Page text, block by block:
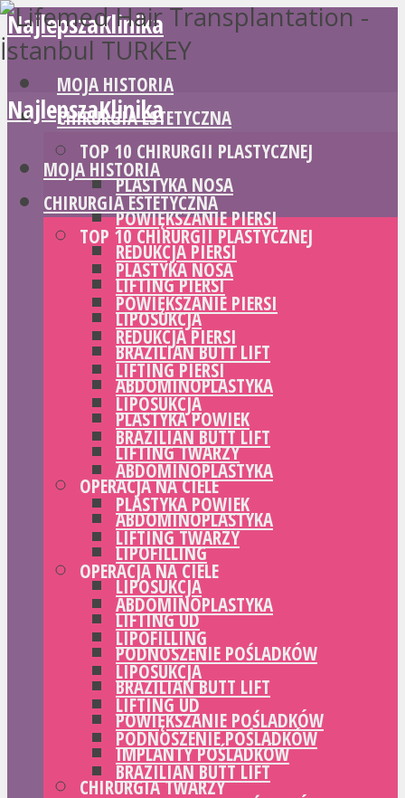
NajlepszaKlinika
MOJA HISTORIA
CHIRURGIA ESTETYCZNA
TOP 10 CHIRURGII PLASTYCZNEJ
PLASTYKA NOSA
POWIĘKSZANIE PIERSI
REDUKCJA PIERSI
LIFTING PIERSI
LIPOSUKCJA
BRAZILIAN BUTT LIFT
ABDOMINOPLASTYKA
PLASTYKA POWIEK
LIFTING TWARZY
OPERACJA NA CIELE
ABDOMINOPLASTYKA
LIPOFILLING
LIPOSUKCJA
LIFTING UD
PODNOSZENIE POŚLADKÓW
BRAZILIAN BUTT LIFT
POWIĘKSZANIE POŚLADKÓW
IMPLANTY POŚLADKÓW
CHIRURGIA TWARZY
NajlepszaKlinika
MOJA HISTORIA
CHIRURGIA ESTETYCZNA
TOP 10 CHIRURGII PLASTYCZNEJ
PLASTYKA NOSA
POWIĘKSZANIE PIERSI
REDUKCJA PIERSI
LIFTING PIERSI
LIPOSUKCJA
BRAZILIAN BUTT LIFT
ABDOMINOPLASTYKA
PLASTYKA POWIEK
LIFTING TWARZY
OPERACJA NA CIELE
ABDOMINOPLASTYKA
LIPOFILLING
LIPOSUKCJA
LIFTING UD
PODNOSZENIE POŚLADKÓW
BRAZILIAN BUTT LIFT